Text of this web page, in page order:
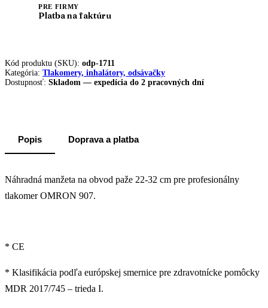
PRE FIRMY
Platba na faktúru
Kód produktu (SKU): odp-1711
Kategória: Tlakomery, inhalátory, odsávačky
Dostupnosť: Skladom — expedícia do 2 pracovných dní
Popis Doprava a platba
Náhradná manžeta na obvod paže 22-32 cm pre profesionálny
tlakomer OMRON 907.
* CE
* Klasifikácia podľa európskej smernice pre zdravotnícke pomôcky
MDR 2017/745 – trieda I.